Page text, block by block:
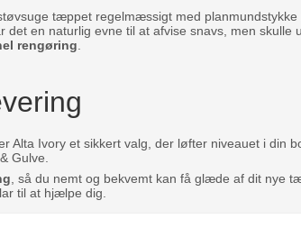
tæppet regelmæssigt med planmundstykke
en naturlig evne til at afvise snavs, men skulle
rengøring
Ivory et sikkert valg, der løfter niveauet i din
Gulve.
, så du nemt og bekvemt kan få glæde af dit nye
til at hjælpe dig.